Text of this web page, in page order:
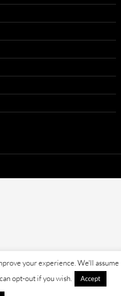
your experience. We'll assume
opt-out if you wish.
Accept